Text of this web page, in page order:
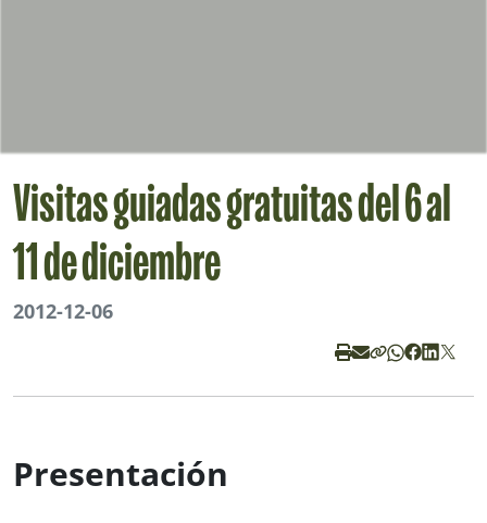
Visitas guiadas gratuitas del 6 al
11 de diciembre
2012-12-06
Presentación